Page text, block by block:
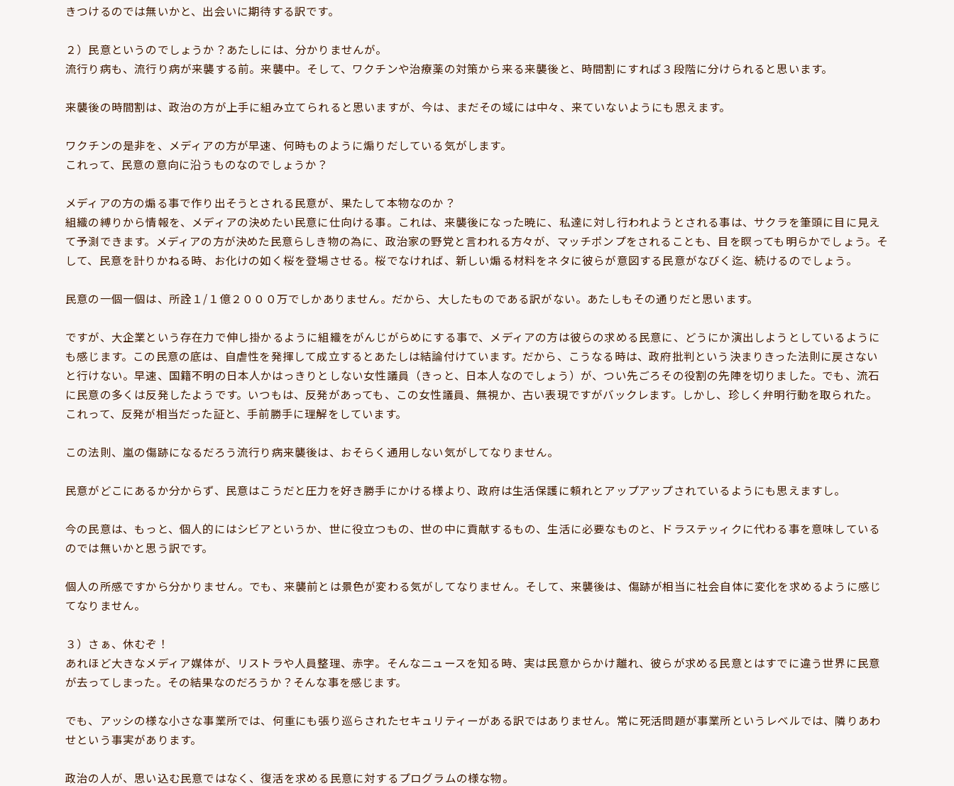
きつけるのでは無いかと、出会いに期待する訳です。
２）民意というのでしょうか？あたしには、分かりませんが。
流行り病も、流行り病が来襲する前。来襲中。そして、ワクチンや治療薬の対策から来る来襲後と、時間割にすれば３段階に分けられると思います。
来襲後の時間割は、政治の方が上手に組み立てられると思いますが、今は、まだその域には中々、来ていないようにも思えます。
ワクチンの是非を、メディアの方が早速、何時ものように煽りだしている気がします。
これって、民意の意向に沿うものなのでしょうか？
メディアの方の煽る事で作り出そうとされる民意が、果たして本物なのか？
組織の縛りから情報を、メディアの決めたい民意に仕向ける事。これは、来襲後になった暁に、私達に対し行われようとされる事は、サクラを筆頭に目に見え
て予測できます。メディアの方が決めた民意らしき物の為に、政治家の野党と言われる方々が、マッチポンプをされることも、目を瞑っても明らかでしょう。そ
して、民意を計りかねる時、お化けの如く桜を登場させる。桜でなければ、新しい煽る材料をネタに彼らが意図する民意がなびく迄、続けるのでしょう。
民意の一個一個は、所詮１/１億２０００万でしかありません。だから、大したものである訳がない。あたしもその通りだと思います。
ですが、大企業という存在力で伸し掛かるように組織をがんじがらめにする事で、メディアの方は彼らの求める民意に、どうにか演出しようとしているように
も感じます。この民意の底は、自虐性を発揮して成立するとあたしは結論付けています。だから、こうなる時は、政府批判という決まりきった法則に戻さない
と行けない。早速、国籍不明の日本人かはっきりとしない女性議員（きっと、日本人なのでしょう）が、つい先ごろその役割の先陣を切りました。でも、流石
に民意の多くは反発したようです。いつもは、反発があっても、この女性議員、無視か、古い表現ですがバックレます。しかし、珍しく弁明行動を取られた。
これって、反発が相当だった証と、手前勝手に理解をしています。
この法則、嵐の傷跡になるだろう流行り病来襲後は、おそらく通用しない気がしてなりません。
民意がどこにあるか分からず、民意はこうだと圧力を好き勝手にかける様より、政府は生活保護に頼れとアップアップされているようにも思えますし。
今の民意は、もっと、個人的にはシビアというか、世に役立つもの、世の中に貢献するもの、生活に必要なものと、ドラステッィクに代わる事を意味している
のでは無いかと思う訳です。
個人の所感ですから分かりません。でも、来襲前とは景色が変わる気がしてなりません。そして、来襲後は、傷跡が相当に社会自体に変化を求めるように感じ
てなりません。
３）さぁ、休むぞ！
あれほど大きなメディア媒体が、リストラや人員整理、赤字。そんなニュースを知る時、実は民意からかけ離れ、彼らが求める民意とはすでに違う世界に民意
が去ってしまった。その結果なのだろうか？そんな事を感じます。
でも、アッシの様な小さな事業所では、何重にも張り巡らされたセキュリティーがある訳ではありません。常に死活問題が事業所というレベルでは、隣りあわ
せという事実があります。
政治の人が、思い込む民意ではなく、復活を求める民意に対するプログラムの様な物。